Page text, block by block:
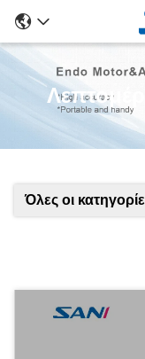
Όλες οι